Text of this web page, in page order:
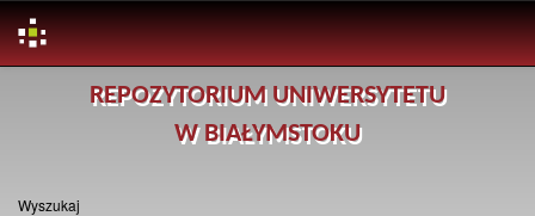
REPOZYTORIUM UNIWERSYTETU
W BIAŁYMSTOKU
Wyszukaj